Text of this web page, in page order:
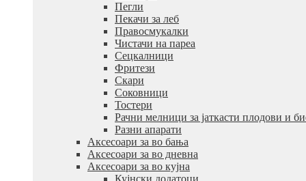
Пегли
Пекачи за леб
Правосмукалки
Чистачи на пареа
Сецкалници
Фритези
Скари
Соковници
Тостери
Рачни мелници за јаткасти плодови и
Разни апарати
Аксесоари за во бања
Аксесоари за во дневна
Аксесоари за во кујна
Кујнски додатоци